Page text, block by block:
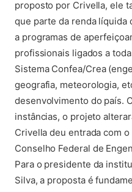
proposto por Crivella, ele
que parte da renda líquida
a programas de
profissionais ligados a
Sistema Confea/Crea
geografia, meteorologia,
desenvolvimento do país.
instâncias, o projeto
Crivella deu entrada com
Conselho Federal de
Para o presidente da
Silva, a proposta é